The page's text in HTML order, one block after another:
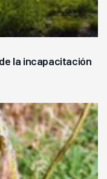
la incapacitación